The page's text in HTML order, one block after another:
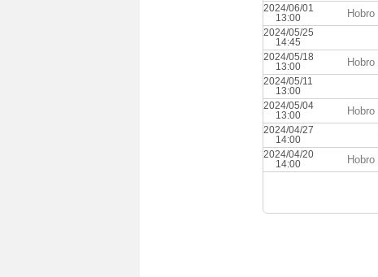
2024/06/01
13:00
2024/05/25
14:45
2024/05/18
13:00
2024/05/11
13:00
2024/05/04
13:00
2024/04/27
14:00
2024/04/20
14:00